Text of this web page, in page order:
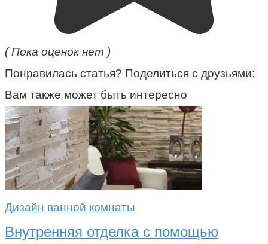
( Пока оценок нет )
Понравилась статья? Поделиться с друзьями:
Вам также может быть интересно
Дизайн ванной комнаты
Внутренняя отделка с помощью